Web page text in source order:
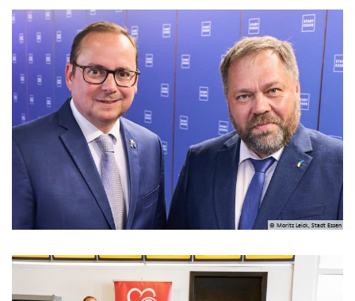
© Moritz Leick, Stadt Essen